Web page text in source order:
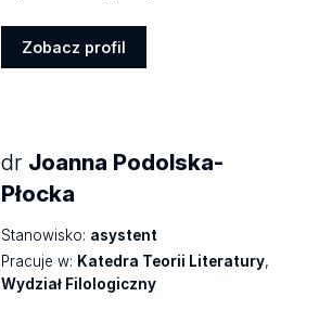
Zobacz profil
dr Joanna Podolska-
Płocka
Stanowisko: asystent
Pracuje w: Katedra Teorii Literatury,
Wydział Filologiczny